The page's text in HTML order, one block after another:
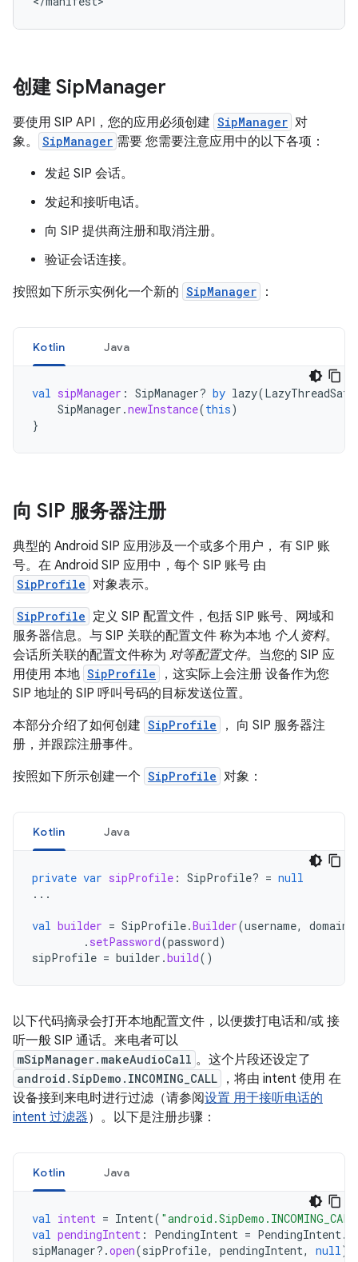
创建 SipManager
要使用 SIP API，您的应用必须创建 SipManager 对
象。
SipManager 需要 您需要注意应用中的以下各项：
发起 SIP 会话。
发起和接听电话。
向 SIP 提供商注册和取消注册。
验证会话连接。
按照如下所示实例化一个新的 SipManager ：
Kotlin Java
val sipManager : SipManager? by lazy(
SipManager .newInstance(this)
}
向 SIP 服务器注册
典型的 Android SIP 应用涉及一个或多个用户， 有 SIP 账
号。在 Android SIP 应用中，每个 SIP 账号 由
SipProfile 对象表示。
SipProfile 定义 SIP 配置文件，包括 SIP 账号、网域和
服务器信息。与 SIP 关联的配置文件 称为本地 个人资料。
会话所关联的配置文件称为 对等配置文件。当您的 SIP 应
用使用 本地 SipProfile
，这实际上会注册 设备作为您
SIP 地址的 SIP 呼叫号码的目标发送位置。
本部分介绍了如何创建 SipProfile
， 向 SIP 服务器注
册，并跟踪注册事件。
按照如下所示创建一个 SipProfile 对象：
Kotlin Java
private var sipProfile : SipProfile? = null
...
val builder = SipProfile.Builder(username, domain
. setPassword(password)
sipProfile = builder .build()
以下代码摘录会打开本地配置文件，以便拨打电话和/或 接
听一般 SIP 通话。来电者可以
mSipManager.makeAudioCall 。这个片段还设定了
android.SipDemo.INCOMING_CALL
，将由 intent 使用 在
设备接到来电时进行过滤（请参阅设置 用于接听电话的
intent 过滤器）。以下是注册步骤：
Kotlin Java
val intent = Intent(
val pendingIntent : PendingIntent = PendingIntent.
sipManager?.open(sipProfile, pendingIntent, null)